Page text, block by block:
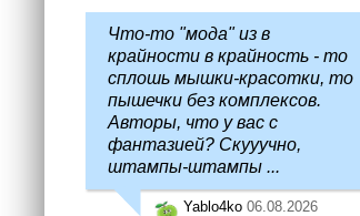
Что-то "мода" из в
крайности в крайность - то
сплошь мышки-красотки, то
пышечки без комплексов.
Авторы, что у вас с
фантазией? Скууучно,
штампы-штампы ...
Yablo4ko 06.08.2026